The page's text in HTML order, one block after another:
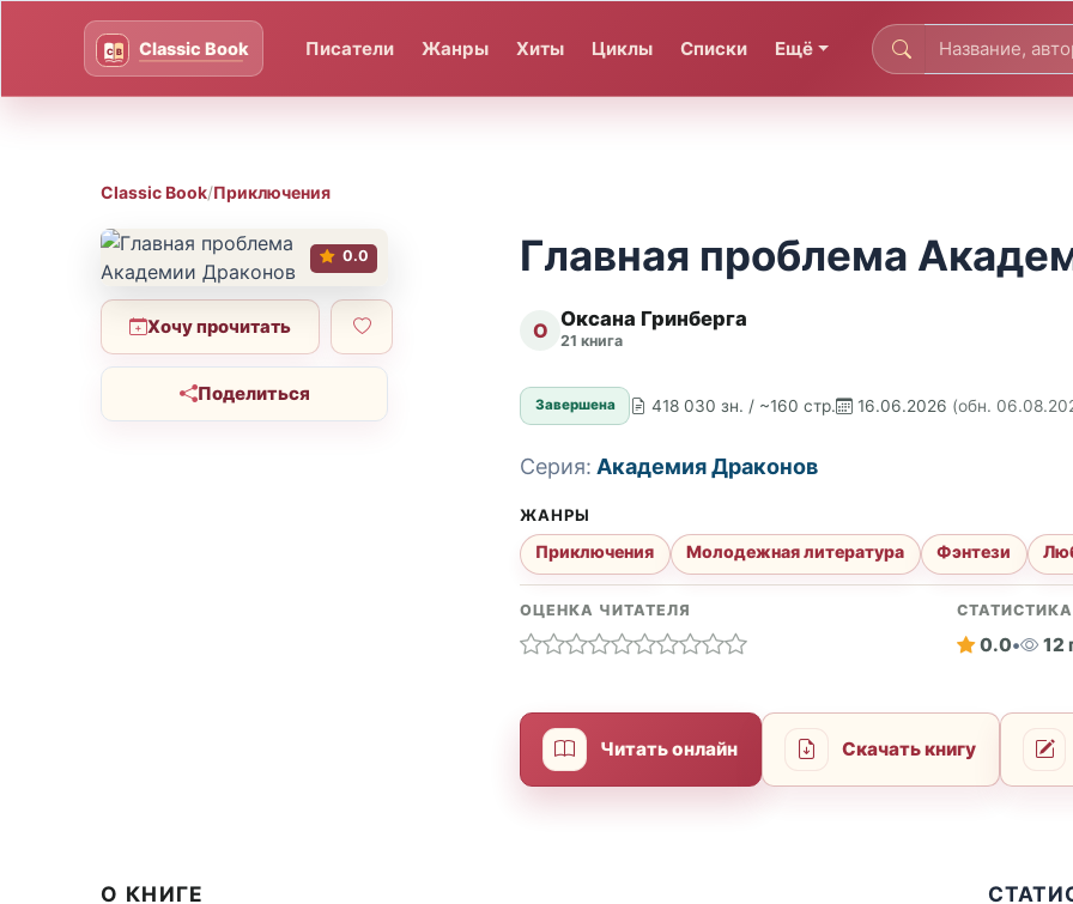
Писатели Жанры Хиты Циклы Списки Ещё
Classic Book/Приключения
0.0
Хочу прочитать
Поделиться
Главная проблема
О Оксана Гринберга
21 книга
Завершена 418 030 зн. / ~160 стр. 16.06.2026 (обн.
Серия: Академия Драконов
ЖАНРЫ
Приключения Молодежная литература Фэнтези
ОЦЕНКА ЧИТАТЕЛЯ СТАТИСТИКА
0.0• 12
Читать онлайн Скачать книгу
О КНИГЕ